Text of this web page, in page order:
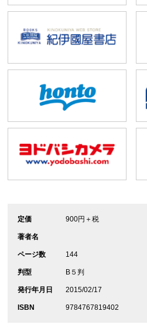
定価 900円＋税
著者名
ページ数 144
判型 B５判
発行年月日 2015/02/17
ISBN 9784767819402